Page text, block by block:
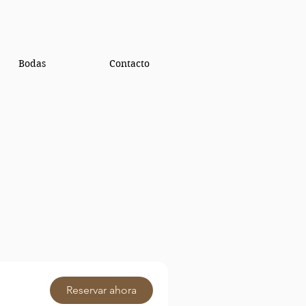
Bodas Contacto
Reservar ahora